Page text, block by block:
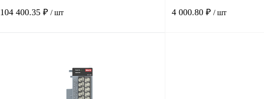
104 400.35 ₽ / шт
Сравнение
Под заказ
4 000.80 ₽ / шт